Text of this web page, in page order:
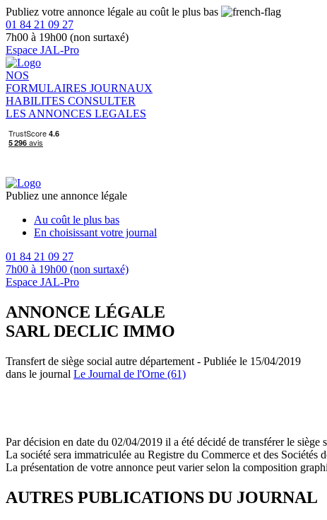
Publiez votre annonce légale au coût le plus bas
01 84 21 09 27
7h00 à 19h00 (non surtaxé)
Espace JAL-Pro
NOS
FORMULAIRES JOURNAUX
HABILITES CONSULTER
LES ANNONCES LEGALES
Publiez une annonce légale
Au coût le plus bas
En choisissant votre journal
01 84 21 09 27
7h00 à 19h00 (non surtaxé)
Espace JAL-Pro
ANNONCE LÉGALE
SARL DECLIC IMMO
Transfert de siège social autre département - Publiée le 15/04/2019
dans le journal Le Journal de l'Orne (61)
Par décision en date du 02/04/2019 il a été décidé de transférer le
La société sera immatriculée au Registre du Commerce et des Sociétés
La présentation de votre annonce peut varier selon la composition
AUTRES PUBLICATIONS DU JOURNAL